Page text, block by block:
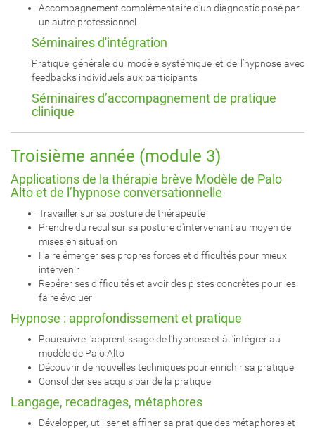
Accompagnement complémentaire d’un diagnostic posé par
un autre professionnel
Séminaires d'intégration
Pratique générale du modèle systémique et de l’hypnose avec
feedbacks individuels aux participants
Séminaires d’accompagnement de pratique
clinique
Troisième année (module 3)
Applications de la thérapie brève Modèle de Palo
Alto et de l’hypnose conversationnelle
Travailler sur sa posture de thérapeute
Prendre du recul sur sa posture d'intervenant au moyen de
mises en situation
Faire émerger ses propres forces et difficultés pour mieux
intervenir
Repérer ses difficultés et avoir des pistes concrètes pour les
faire évoluer
Hypnose : approfondissement et pratique
Poursuivre l’apprentissage de l’hypnose et à l’intégrer au
modèle de Palo Alto
Découvrir de nouvelles techniques pour enrichir sa pratique
Consolider ses acquis par de la pratique
Langage, recadrages, métaphores
Développer, utiliser et affiner sa pratique des métaphores et